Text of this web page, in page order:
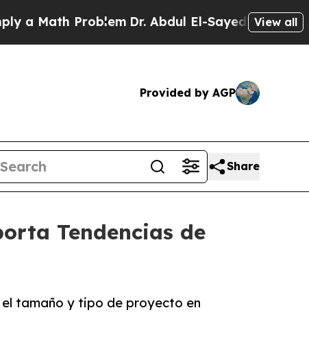
Problem Dr. Abdul El-Sayed on HistoricView all
Provided by AGP
Share
Tendencias de
el tamaño y tipo de proyecto en